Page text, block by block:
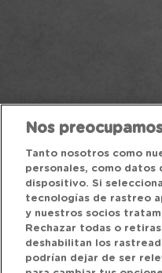
Nos
Tanto nosotros como
personales, como datos
dispositivo. Si
tecnologías de rastreo
y nuestros socios
Rechazar todas o
deshabilitan los
podrían dejar de ser